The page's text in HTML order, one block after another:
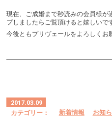
現在、ご成婚まで秒読みの会員様が
プしましたらご覧頂けると嬉しいで
今後ともプリヴェールをよろしくお
2017.03.09
カテゴリー：
新着情報 お知